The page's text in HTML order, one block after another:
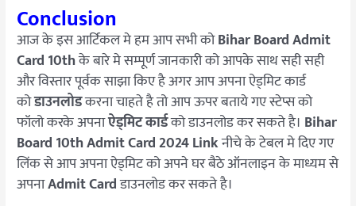
Conclusion
आज के इस आर्टिकल मे हम आप सभी कोBihar Board Admit
Card 10thके बारे मे सम्पूर्ण जानकारी को आपके साथ सही सही
और विस्तार पूर्वक साझा किए है अगर आप अपना ऐड्मिट कार्ड
कोडाउनलोडकरना चाहते है तो आप ऊपर बताये गए स्टेप्स को
फॉलो करके अपनाऐड्मिट कार्डको डाउनलोड कर सकते है। Bihar
Board 10th Admit Card 2024 Linkनीचे के टेबल मे दिए गए
लिंक से आप अपना ऐड्मिट को अपने घर बैठे ऑनलाइन के माध्यम से
अपनाAdmit Cardडाउनलोड कर सकते है।